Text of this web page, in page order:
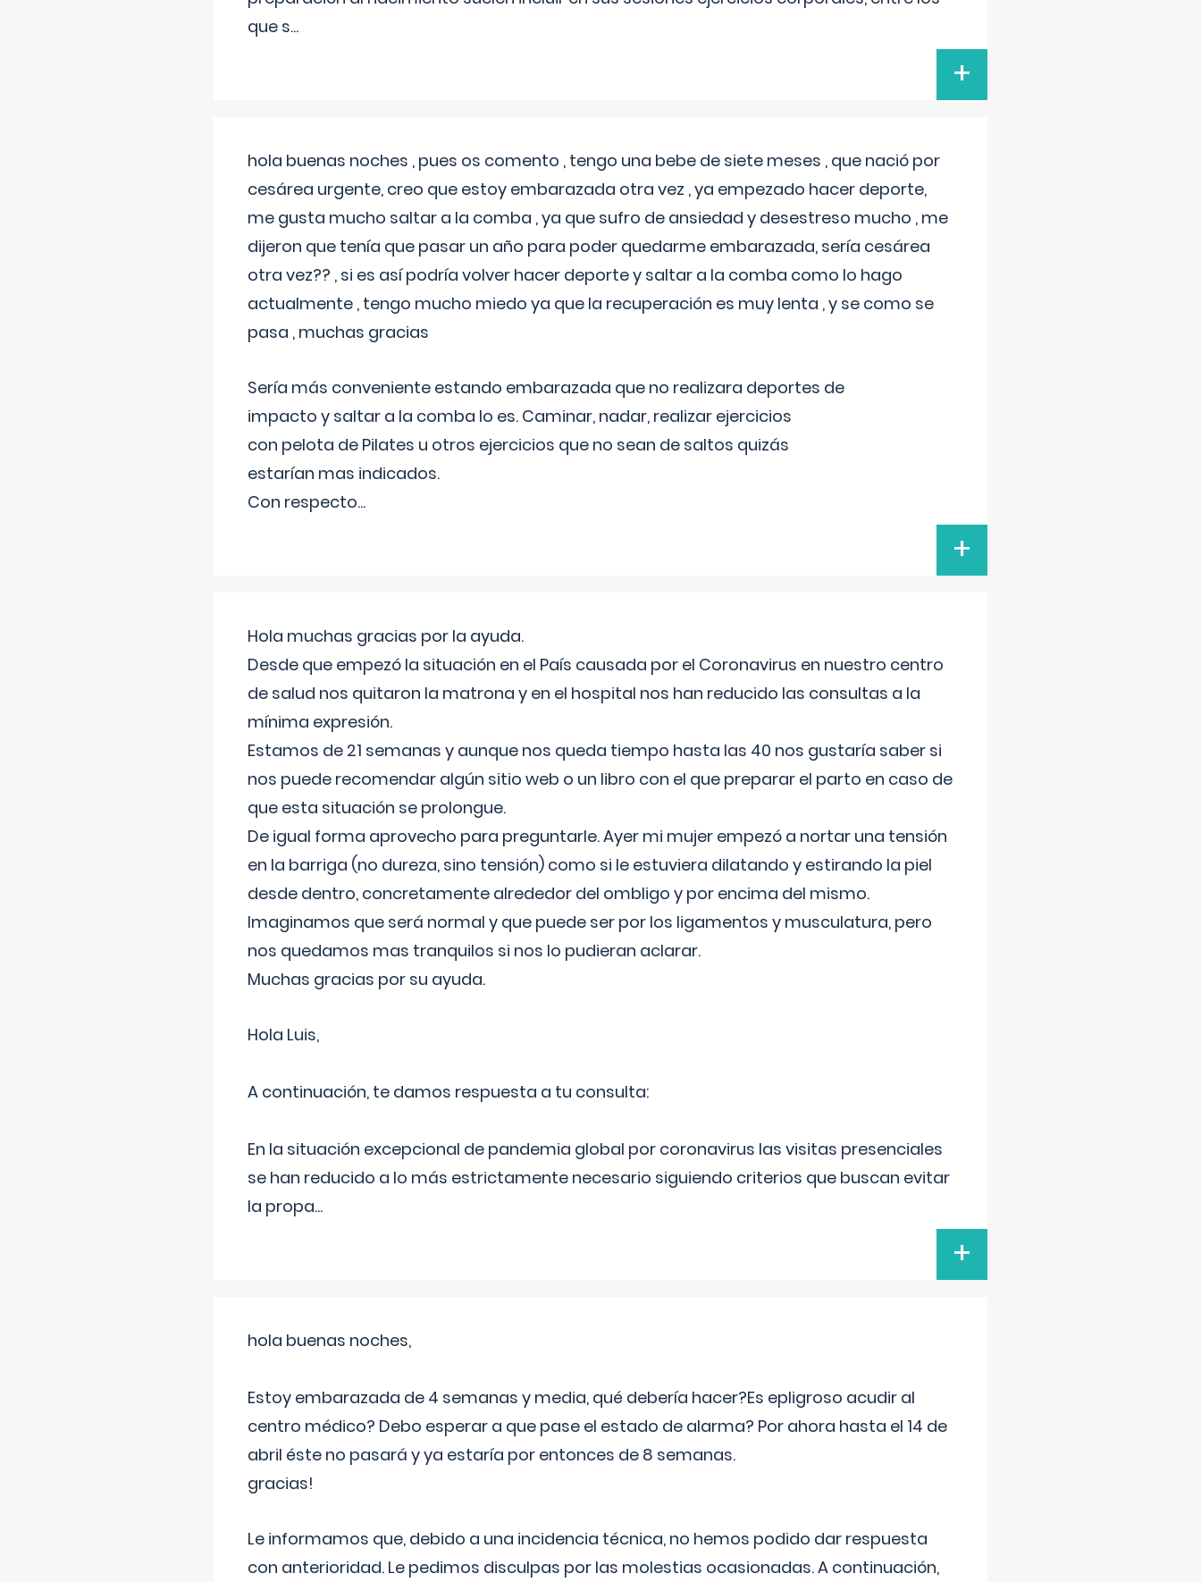
que s...
+
hola buenas noches , pues os comento , tengo una bebe de siete meses , que nació por
cesárea urgente, creo que estoy embarazada otra vez , ya empezado hacer deporte,
me gusta mucho saltar a la comba , ya que sufro de ansiedad y desestreso mucho , me
dijeron que tenía que pasar un año para poder quedarme embarazada, sería cesárea
otra vez?? , si es así podría volver hacer deporte y saltar a la comba como lo hago
actualmente , tengo mucho miedo ya que la recuperación es muy lenta , y se como se
pasa , muchas gracias
Sería más conveniente estando embarazada que no realizara deportes de
impacto y saltar a la comba lo es. Caminar, nadar, realizar ejercicios
con pelota de Pilates u otros ejercicios que no sean de saltos quizás
estarían mas indicados.
Con respecto...
+
Hola muchas gracias por la ayuda.
Desde que empezó la situación en el País causada por el Coronavirus en nuestro centro
de salud nos quitaron la matrona y en el hospital nos han reducido las consultas a la
mínima expresión.
Estamos de 21 semanas y aunque nos queda tiempo hasta las 40 nos gustaría saber si
nos puede recomendar algún sitio web o un libro con el que preparar el parto en caso de
que esta situación se prolongue.
De igual forma aprovecho para preguntarle. Ayer mi mujer empezó a nortar una tensión
en la barriga (no dureza, sino tensión) como si le estuviera dilatando y estirando la piel
desde dentro, concretamente alrededor del ombligo y por encima del mismo.
Imaginamos que será normal y que puede ser por los ligamentos y musculatura, pero
nos quedamos mas tranquilos si nos lo pudieran aclarar.
Muchas gracias por su ayuda.
Hola Luis,
A continuación, te damos respuesta a tu consulta:
En la situación excepcional de pandemia global por coronavirus las visitas presenciales
se han reducido a lo más estrictamente necesario siguiendo criterios que buscan evitar
la propa...
+
hola buenas noches,
Estoy embarazada de 4 semanas y media, qué debería hacer?Es epligroso acudir al
centro médico? Debo esperar a que pase el estado de alarma? Por ahora hasta el 14 de
abril éste no pasará y ya estaría por entonces de 8 semanas.
gracias!
Le informamos que, debido a una incidencia técnica, no hemos podido dar respuesta
con anterioridad. Le pedimos disculpas por las molestias ocasionadas. A continuación,